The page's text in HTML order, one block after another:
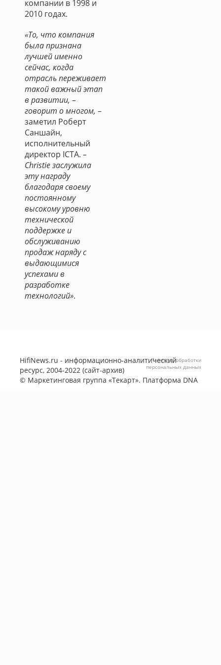
компании в 1998 и
2010 годах.
«То, что компания
была признана
лучшей именно
сейчас, когда
отрасль переживает
такой важный этап
в развитии, –
говорит о многом, –
заметил Роберт
Саншайн,
исполнительный
директор ICTA. –
Christie заслужила
эту награду
благодаря своему
постоянному
высокому уровню
технической
поддержке и
обслуживанию
продаж наряду с
выдающимися
успехами в
разработке
технологий».
HifiNews.ru - информационно-аналитический
ресурс, 2004-2022 (сайт-архив)
© Маркетинговая группа «Текарт». Платформа DNA
Политика обработки
персональных данных